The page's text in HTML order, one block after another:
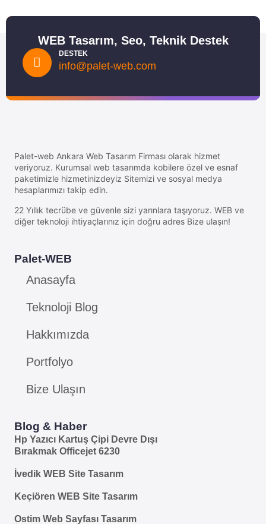
WEB Tasarım, Seo, Teknik Destek
DESTEK
info@palet-web.com
Palet-web Ankara Web Tasarım Firması olarak hizmet
veriyoruz. Kurumsal web tasarımda kobilere özel ve esnaf
paketimizle hizmetinizdeyiz Sitemizi ve sosyal medya
hesaplarımızı takip edin.
22 Yıllık tecrübe ve güvenle sizi yarınlara taşıyoruz. WEB ve
diğer teknoloji ihtiyaçlarınız için doğru adres Bize ulaşın!
Palet-WEB
Anasayfa
Teknoloji Blog
Hakkımızda
Portfolyo
Bize Ulaşın
Blog & Haber
Hp Yazıcı Kartuş Çipi Devre Dışı
Bırakmak Officejet 6230
İvedik WEB Site Tasarım
Keçiören WEB Site Tasarım
Ostim Web Sayfası Tasarım